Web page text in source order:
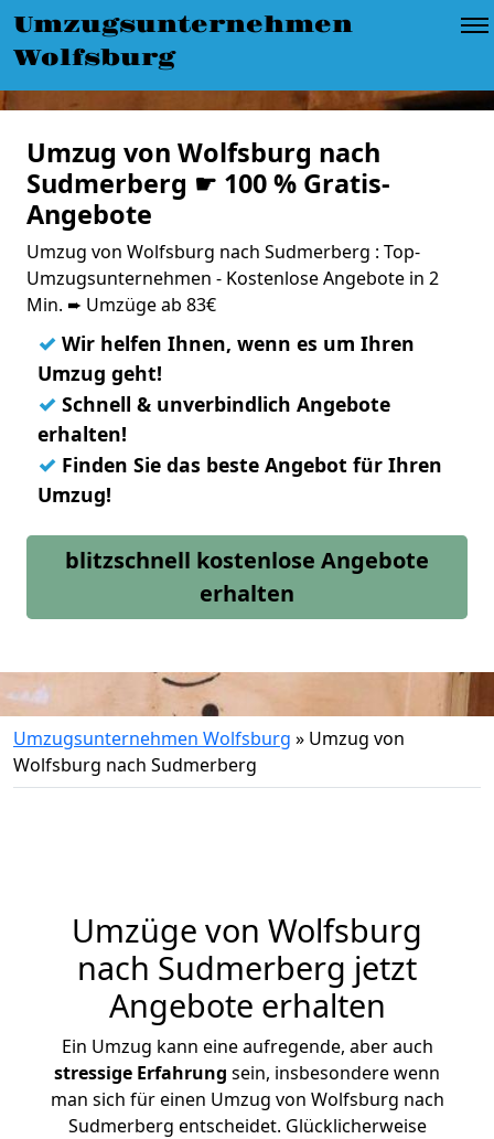
Umzugsunternehmen
Wolfsburg
Umzug von Wolfsburg nach
Sudmerberg ☛ 100 % Gratis-
Angebote
Umzug von Wolfsburg nach Sudmerberg : Top-
Umzugsunternehmen - Kostenlose Angebote in 2
Min. ➨ Umzüge ab 83€
✓ Wir helfen Ihnen, wenn es um Ihren
Umzug geht!
✓ Schnell & unverbindlich Angebote
erhalten!
✓ Finden Sie das beste Angebot für Ihren
Umzug!
blitzschnell kostenlose Angebote
erhalten
Umzugsunternehmen Wolfsburg » Umzug von
Wolfsburg nach Sudmerberg
Umzüge von Wolfsburg
nach Sudmerberg jetzt
Angebote erhalten
Ein Umzug kann eine aufregende, aber auch
stressige Erfahrung sein, insbesondere wenn
man sich für einen Umzug von Wolfsburg nach
Sudmerberg entscheidet. Glücklicherweise